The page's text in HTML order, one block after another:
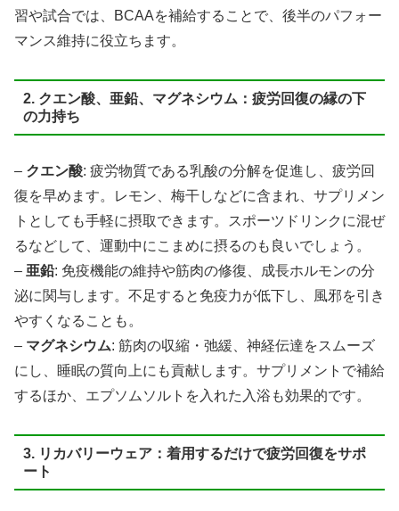
習や試合では、BCAAを補給することで、後半のパフォー
マンス維持に役立ちます。
2. クエン酸、亜鉛、マグネシウム：疲労回復の縁の下
の力持ち
– クエン酸: 疲労物質である乳酸の分解を促進し、疲労回
復を早めます。レモン、梅干しなどに含まれ、サプリメン
トとしても手軽に摂取できます。スポーツドリンクに混ぜ
るなどして、運動中にこまめに摂るのも良いでしょう。
– 亜鉛: 免疫機能の維持や筋肉の修復、成長ホルモンの分
泌に関与します。不足すると免疫力が低下し、風邪を引き
やすくなることも。
– マグネシウム: 筋肉の収縮・弛緩、神経伝達をスムーズ
にし、睡眠の質向上にも貢献します。サプリメントで補給
するほか、エプソムソルトを入れた入浴も効果的です。
3. リカバリーウェア：着用するだけで疲労回復をサポ
ート